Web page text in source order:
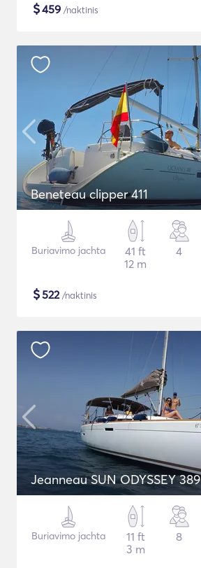
$459 /naktinis
Beneteau clipper 411
Buriavimo jachta
41 ft
12 m
4
$522/naktinis
Jeanneau SUN ODYSSEY 389
Buriavimo jachta
11 ft
3 m
8